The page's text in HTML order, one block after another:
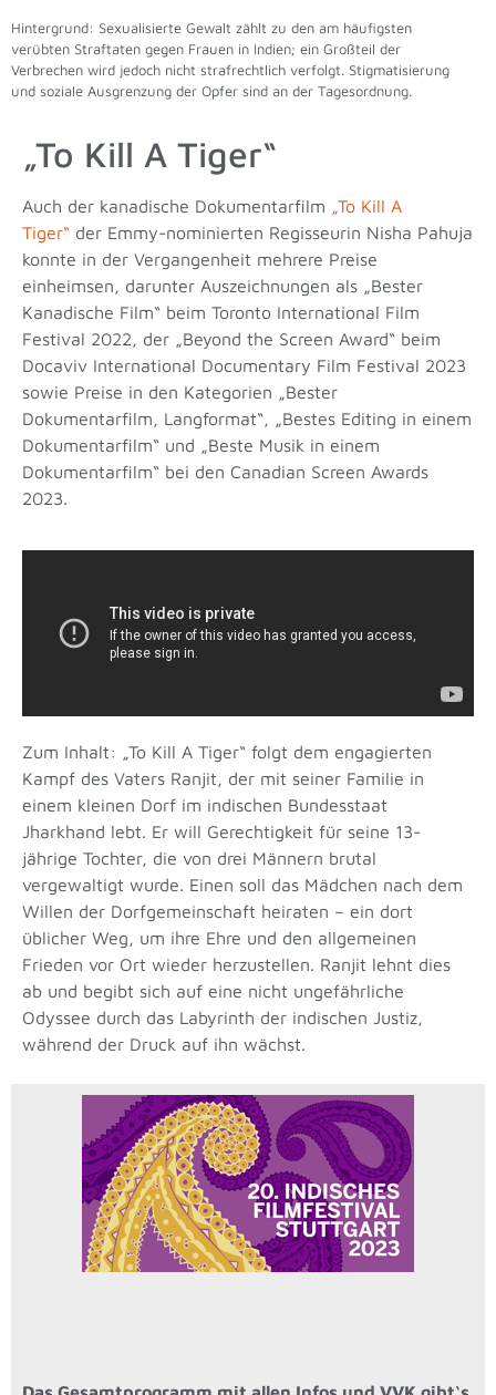
Hintergrund: Sexualisierte Gewalt zählt zu den am häufigsten
verübten Straftaten gegen Frauen in Indien; ein Großteil der
Verbrechen wird jedoch nicht strafrechtlich verfolgt. Stigmatisierung
und soziale Ausgrenzung der Opfer sind an der Tagesordnung.
„To Kill A Tiger“
Auch der kanadische Dokumentarfilm „To Kill A
Tiger“ der Emmy-nominierten Regisseurin Nisha Pahuja
konnte in der Vergangenheit mehrere Preise
einheimsen, darunter Auszeichnungen als „Bester
Kanadische Film“ beim Toronto International Film
Festival 2022, der „Beyond the Screen Award“ beim
Docaviv International Documentary Film Festival 2023
sowie Preise in den Kategorien „Bester
Dokumentarfilm, Langformat“, „Bestes Editing in einem
Dokumentarfilm“ und „Beste Musik in einem
Dokumentarfilm“ bei den Canadian Screen Awards
2023.
Zum Inhalt: „To Kill A Tiger“ folgt dem engagierten
Kampf des Vaters Ranjit, der mit seiner Familie in
einem kleinen Dorf im indischen Bundesstaat
Jharkhand lebt. Er will Gerechtigkeit für seine 13-
jährige Tochter, die von drei Männern brutal
vergewaltigt wurde. Einen soll das Mädchen nach dem
Willen der Dorfgemeinschaft heiraten – ein dort
üblicher Weg, um ihre Ehre und den allgemeinen
Frieden vor Ort wieder herzustellen. Ranjit lehnt dies
ab und begibt sich auf eine nicht ungefährliche
Odyssee durch das Labyrinth der indischen Justiz,
während der Druck auf ihn wächst.